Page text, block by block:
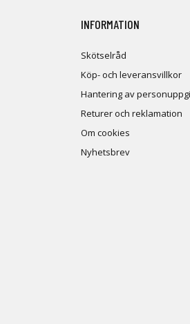
INFORMATION
Skötselråd
Köp- och leveransvillkor
Hantering av
Returer och reklamation
Om cookies
Nyhetsbrev